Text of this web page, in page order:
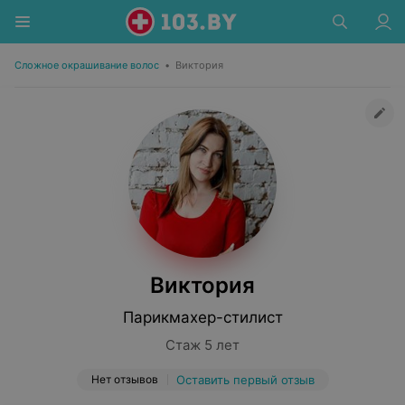
Сложное окрашивание волос • Виктория
Виктория
Парикмахер-стилист
Стаж 5 лет
Нет отзывов Оставить первый отзыв